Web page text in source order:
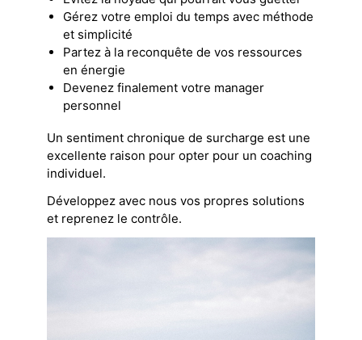
Gérez votre emploi du temps avec méthode
et simplicité
Partez à la reconquête de vos ressources
en énergie
Devenez finalement votre manager
personnel
Un sentiment chronique de surcharge est une
excellente raison pour opter pour un coaching
individuel.
Développez avec nous vos propres solutions
et reprenez le contrôle.